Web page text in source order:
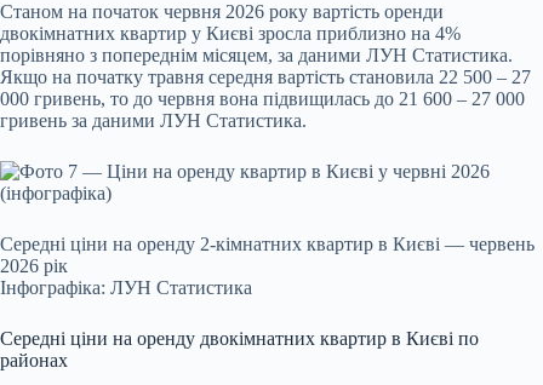
Станом на початок червня 2026 року вартість оренди
двокімнатних квартир у Києві зросла приблизно на 4%
порівняно з попереднім місяцем, за даними ЛУН Статистика.
Якщо на початку травня середня вартість становила 22 500 – 27
000 гривень, то до червня вона підвищилась до 21 600 – 27 000
гривень за даними ЛУН Статистика.
Середні ціни на оренду 2-кімнатних квартир в Києві — червень
2026 рік
Інфографіка: ЛУН Статистика
Середні ціни на оренду двокімнатних квартир в Києві по
районах